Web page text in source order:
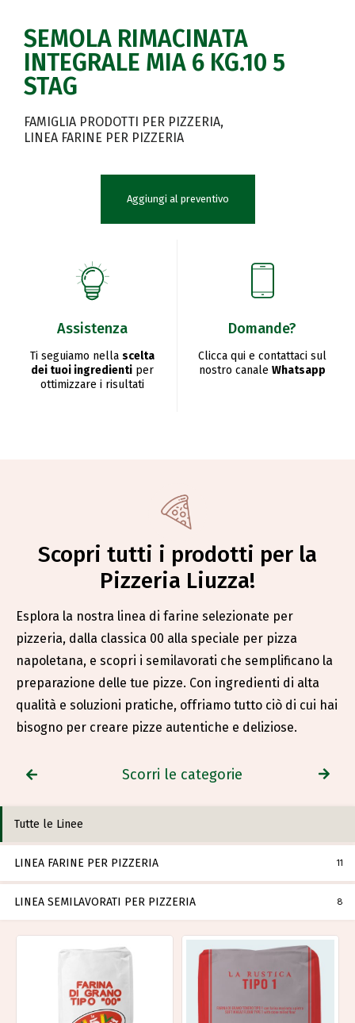
SEMOLA RIMACINATA
INTEGRALE MIA 6 KG.10 5
STAG
FAMIGLIA PRODOTTI PER PIZZERIA
LINEA FARINE PER PIZZERIA
Aggiungi al preventivo
Assistenza
Ti seguiamo nella scelta
dei tuoi ingredienti per
ottimizzare i risultati
Domande?
Clicca qui e contattaci sul
nostro canale Whatsapp
Scopri tutti i prodotti per la
Pizzeria Liuzza!
Esplora la nostra linea di farine selezionate per
pizzeria, dalla classica 00 alla speciale per pizza
napoletana, e scopri i semilavorati che semplificano la
preparazione delle tue pizze. Con ingredienti di alta
qualità e soluzioni pratiche, offriamo tutto ciò di cui hai
bisogno per creare pizze autentiche e deliziose.
Scorri le categorie
Tutte le Linee
LINEA FARINE PER PIZZERIA 11
LINEA SEMILAVORATI PER PIZZERIA 8